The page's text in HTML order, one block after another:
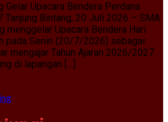
Gelar Upacara Bendera Perdana
Tanjung Bintang, 20 Juli 2026 – SMA
menggelar Upacara Bendera Hari
pada Senin (20/7/2026) sebagai
mengajar Tahun Ajaran 2026/2027.
di lapangan […]